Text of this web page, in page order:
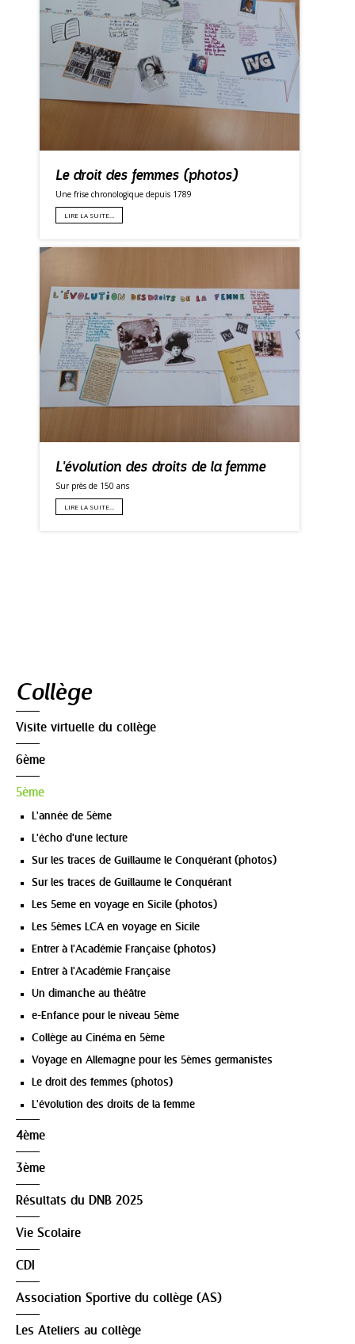
Le droit des femmes (photos)
Une frise chronologique depuis 1789
LIRE LA SUITE…
L'évolution des droits de la femme
Sur près de 150 ans
LIRE LA SUITE…
Collège
Visite virtuelle du collège
6ème
5ème
L'année de 5ème
L'écho d'une lecture
Sur les traces de Guillaume le Conquérant (photos)
Sur les traces de Guillaume le Conquérant
Les 5eme en voyage en Sicile (photos)
Les 5èmes LCA en voyage en Sicile
Entrer à l'Académie Française (photos)
Entrer à l'Académie Française
Un dimanche au théâtre
e-Enfance pour le niveau 5ème
Collège au Cinéma en 5ème
Voyage en Allemagne pour les 5èmes germanistes
Le droit des femmes (photos)
L'évolution des droits de la femme
4ème
3ème
Résultats du DNB 2025
Vie Scolaire
CDI
Association Sportive du collège (AS)
Les Ateliers au collège